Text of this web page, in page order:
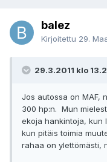
balez
Kirjoitettu 29.
29.3.2011 klo
Jos autossa on MAF,
300 hp:n. Mun
ekoja hankintoja, kun
kun pitäis toimia
rahaa on ylettömästi,